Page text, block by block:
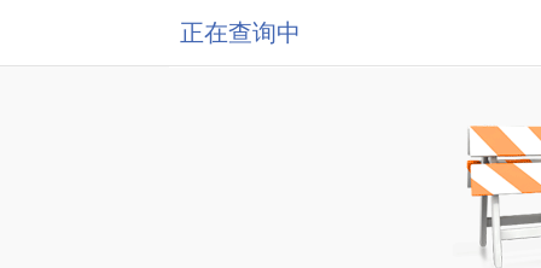
正在查询中